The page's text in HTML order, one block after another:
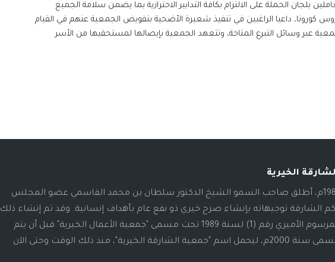
بلجان الحملة على الالتزام بكافة التدابير الاحترازية بما يضمن سلامة الجميع
كورونا، داعيا الراغبين في تنفيذ شعيرة الأضحية بتفويض الجمعية عنهم في القيام
عبر وسائل التبرع المتاحة، وتتعهد الجمعية بإيصالها لمستحقيها من الأسر
الخيرية
في عام 1989م، أطلق صاحب السمو الشيخ الدكتور سلطان بن محمد القاسمي عضو المجلس
الشارقة توجيهاته بإنشاء صرح خيري ذو نفع عام بأهداف إنسانية. وقد تم إنشاء ذلك
الصرح بالمرسوم الأميري رقم (1) لسنة 1989 تحت مسمى "جمعية الأعمال الخيرية" قبل أن يتم
الشارقة الخيرية"، منذ ذلك الوقت وحتى الآن